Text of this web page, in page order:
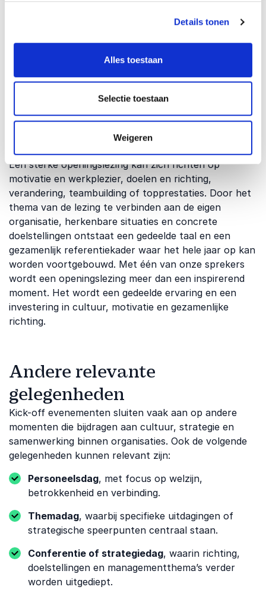
Details tonen
Alles toestaan
Selectie toestaan
Weigeren
openingsevenement?
helpen om visies concreet te maken en een
gezamenlijke richting te creëren die teams meenemen
in het dagelijks werk. Inspiratie van buitenaf zorgt
extra energie om plannen om te zetten in actie.
Een sterke openingslezing kan zich richten op
motivatie en werkplezier, doelen en richting,
verandering, teambuilding of topprestaties. Door het
thema van de lezing te verbinden aan de eigen
organisatie, herkenbare situaties en concrete
doelstellingen ontstaat een gedeelde taal en een
gezamenlijk referentiekader waar het hele jaar op kan
worden voortgebouwd. Met één van onze sprekers
wordt een openingslezing meer dan een inspirerend
moment. Het wordt een gedeelde ervaring en een
investering in cultuur, motivatie en gezamenlijke
richting.
Andere relevante
gelegenheden
Kick-off evenementen sluiten vaak aan op andere
momenten die bijdragen aan cultuur, strategie en
samenwerking binnen organisaties. Ook de volgende
gelegenheden kunnen relevant zijn:
Personeelsdag, met focus op welzijn,
betrokkenheid en verbinding.
Themadag, waarbij specifieke uitdagingen of
strategische speerpunten centraal staan.
Conferentie of strategiedag, waarin richting,
doelstellingen en managementthema’s verder
worden uitgediept.